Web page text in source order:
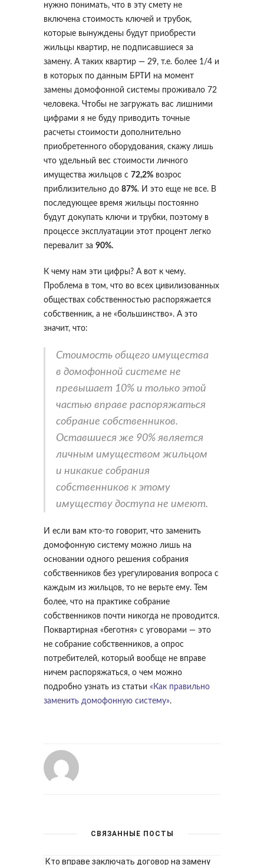
нужно понимать, что в эту смету не
включена стоимость ключей и трубок,
которые вынуждены будут приобрести
жильцы квартир, не подписавшиеся за
замену. А таких квартир — 29, т.е. более 1/4 и
в которых по данным БРТИ на момент
замены домофонной системы проживало 72
человека. Чтобы не загружать вас лишними
цифрами я не буду приводить точные
расчеты стоимости дополнительно
приобретенного оборудования, скажу лишь
что удельный вес стоимости личного
имущества жильцов с 72,2% возрос
приблизительно до 87%. И это еще не все. В
последующее время жильцы постоянно
будут докупать ключи и трубки, поэтому в
процессе эксплуатации этот процент легко
перевалит за 90%.
К чему нам эти цифры? А вот к чему.
Проблема в том, что во всех цивилизованных
обществах собственностью распоряжается
собственник, а не «большинство». А это
значит, что:
Стоимость общего имущества
в домофонной системе не
превышает 10% и только этой
частью вправе распоряжаться
собрание собственников.
Оставшиеся же 90% является
личным имуществом жильцом
и никакие собрания
собственников к этому
имуществу доступа не имеют.
И если вам кто-то говорит, что заменить
домофонную систему можно лишь на
основании одного решения собрания
собственников без урегулирования вопроса с
каждым из жильцов, то не верьте ему. Тем
более, что на практике собрание
собственников почти никогда не проводится.
Поквартирная «беготня» с уговорами — это
не собрание собственников, а опрос
потребителей, который вообще не вправе
ничем распоряжаться, о чем можно
подробно узнать из статьи «Как правильно
заменить домофонную систему».
СВЯЗАННЫЕ ПОСТЫ
Кто вправе заключать договор на замену